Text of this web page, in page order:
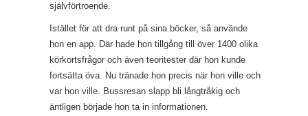
självförtroende.
Istället för att dra runt på sina böcker, så använde
hon en app. Där hade hon tillgång till över 1400 olika
körkortsfrågor och även teoritester där hon kunde
fortsätta öva. Nu tränade hon precis när hon ville och
var hon ville. Bussresan slapp bli långtråkig och
äntligen började hon ta in informationen.